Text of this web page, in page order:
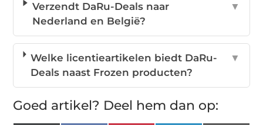
Verzendt DaRu-Deals naar
Nederland en België?
▼
Welke licentieartikelen biedt DaRu-
Deals naast Frozen producten?
▼
Goed artikel? Deel hem dan op: